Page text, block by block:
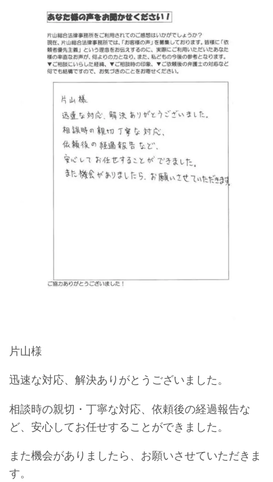
片山様
迅速な対応、解決ありがとうございました。
相談時の親切・丁寧な対応、依頼後の経過報告な
ど、安心してお任せすることができました。
また機会がありましたら、お願いさせていただきま
す。